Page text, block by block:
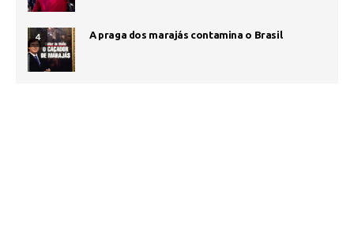
4 A praga dos marajás contamina o Brasil